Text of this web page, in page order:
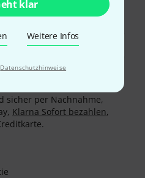
klar
Weitere Infos
Datenschutzhinweise
sicher per Nachnahme,
Klarna Sofort bezahlen,